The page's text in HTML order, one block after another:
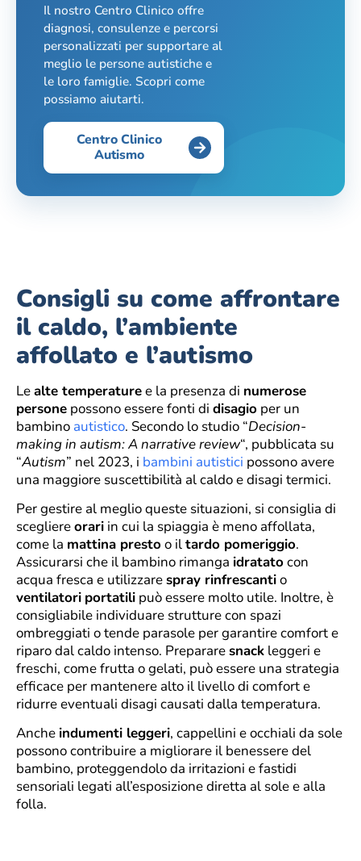
Il nostro Centro Clinico offre
diagnosi, consulenze e percorsi
personalizzati per supportare al
meglio le persone autistiche e
le loro famiglie. Scopri come
possiamo aiutarti.
Centro Clinico
Autismo
Consigli su come affrontare
il caldo, l’ambiente
affollato e l’autismo
Lealte temperaturee la presenza di numerose
persone possono essere fonti di disagio per un
bambino autistico. Secondo lo studio “Decision-
making in autism: A narrative review“, pubblicata su
“Autism” nel 2023, i bambini autistici possono avere
una maggiore suscettibilità al caldo e disagi termici.
Per gestire al meglio queste situazioni, si consiglia di
scegliereorari in cui la spiaggia è meno affollata,
come la mattina prestoo iltardo pomeriggio.
Assicurarsi che il bambino rimanga idratatocon
acqua fresca e utilizzarespray rinfrescantio
ventilatori portatili può essere molto utile. Inoltre, è
consigliabile individuare strutture con spazi
ombreggiati o tende parasole per garantire comfort e
riparo dal caldo intenso. Prepararesnack leggeri e
freschi, come frutta o gelati, può essere una strategia
efficace per mantenere alto il livello di comfort e
ridurre eventuali disagi causati dalla temperatura.
Anche indumenti leggeri, cappellini e occhiali da sole
possono contribuire a migliorare il benessere del
bambino, proteggendolo da irritazioni e fastidi
sensoriali legati all’esposizione diretta al sole e alla
folla.